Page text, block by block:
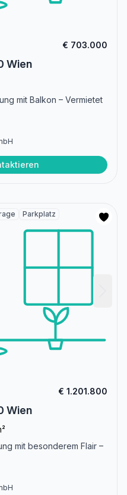
€ 703.000
Wien
mit Balkon – Vermietet
Parkplatz
€ 1.201.800
Wien
mit besonderem Flair –